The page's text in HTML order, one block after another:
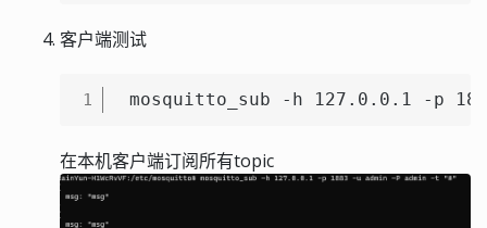
客户端测试
1 mosquitto_sub -h 127.0.0.1 -p
在本机客户端订阅所有topic